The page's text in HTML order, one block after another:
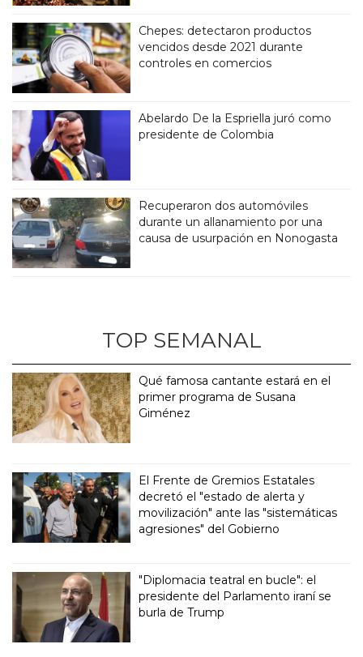
Chepes: detectaron productos
vencidos desde 2021 durante
controles en comercios
Abelardo De la Espriella juró como
presidente de Colombia
Recuperaron dos automóviles
durante un allanamiento por una
causa de usurpación en Nonogasta
TOP SEMANAL
Qué famosa cantante estará en el
primer programa de Susana
Giménez
El Frente de Gremios Estatales
decretó el "estado de alerta y
movilización" ante las "sistemáticas
agresiones" del Gobierno
"Diplomacia teatral en bucle": el
presidente del Parlamento iraní se
burla de Trump